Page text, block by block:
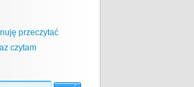
przeczytać
czytam